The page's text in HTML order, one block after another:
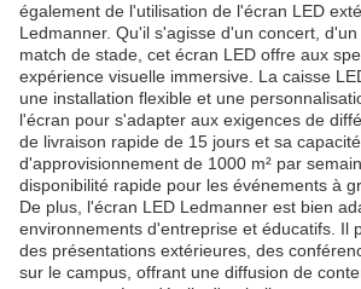
également de l'utilisation de l'écran LED
Ledmanner. Qu'il s'agisse d'un concert,
match de stade, cet écran LED offre aux
expérience visuelle immersive. La caisse
une installation flexible et une
l'écran pour s'adapter aux exigences de
de livraison rapide de 15 jours et sa capacité
d'approvisionnement de 1000 m² par
disponibilité rapide pour les événements à
De plus, l'écran LED Ledmanner est bien
environnements d'entreprise et éducatifs. Il
des présentations extérieures, des
sur le campus, offrant une diffusion de